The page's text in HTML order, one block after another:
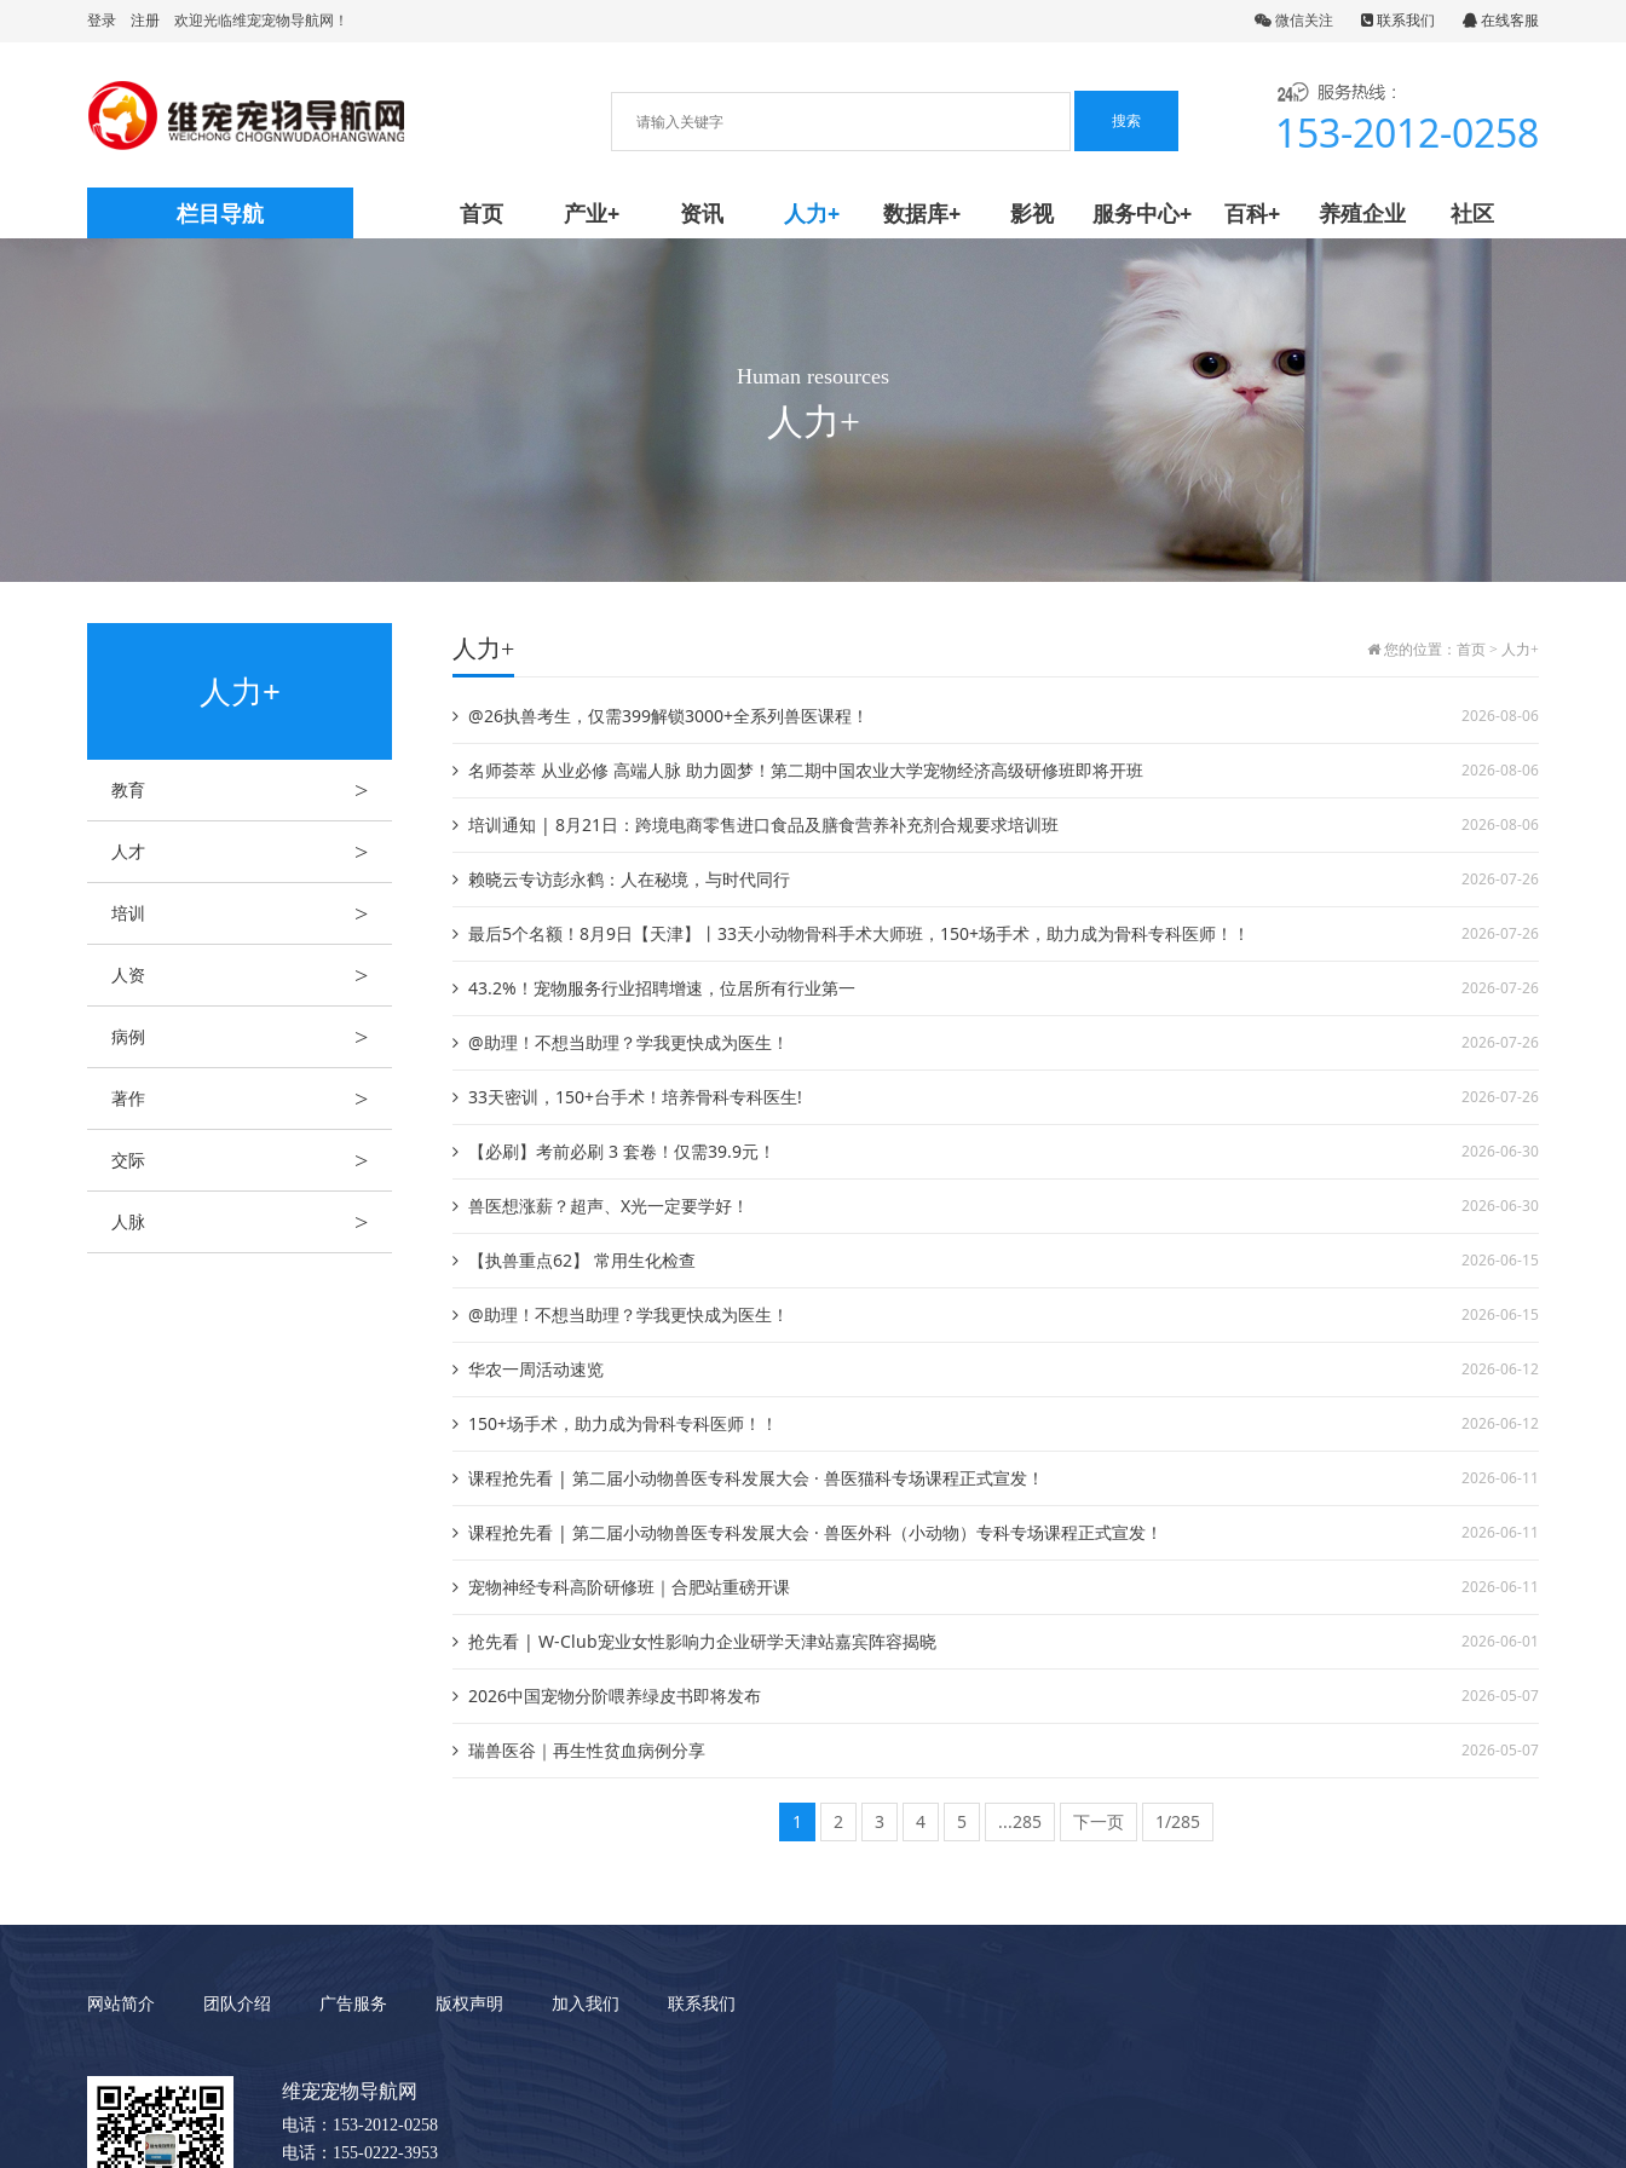
登录 注册 欢迎光临维宠宠物导航网！ 微信关注 联系我们 在线客服
153-2012-0258
栏目导航 首页 产业+ 资讯 人力+ 数据库+ 影视 服务中心+ 百科+ 养殖企业 社区
Human resources
人力+
人力+
教育 >
人才 >
培训 >
人资 >
病例 >
著作 >
交际 >
人脉 >
人力+ 您的位置： 首页 > 人力+
@26执兽考生，仅需399解锁3000+全系列兽医课程！ 2026-08-06
名师荟萃 从业必修 高端人脉 助力圆梦！第二期中国农业大学宠物经济高级研修班即将开班 2026-08-06
培训通知 | 8月21日：跨境电商零售进口食品及膳食营养补充剂合规要求培训班 2026-08-06
赖晓云专访彭永鹤：人在秘境，与时代同行 2026-07-26
最后5个名额！8月9日【天津】丨33天小动物骨科手术大师班，150+场手术，助力成为骨科专科医师！！ 2026-07-26
43.2%！宠物服务行业招聘增速，位居所有行业第一 2026-07-26
@助理！不想当助理？学我更快成为医生！ 2026-07-26
33天密训，150+台手术！培养骨科专科医生! 2026-07-26
【必刷】考前必刷 3 套卷！仅需39.9元！ 2026-06-30
兽医想涨薪？超声、X光一定要学好！ 2026-06-30
【执兽重点62】 常用生化检查 2026-06-15
@助理！不想当助理？学我更快成为医生！ 2026-06-15
华农一周活动速览 2026-06-12
150+场手术，助力成为骨科专科医师！！ 2026-06-12
课程抢先看 | 第二届小动物兽医专科发展大会 · 兽医猫科专场课程正式宣发！ 2026-06-11
课程抢先看 | 第二届小动物兽医专科发展大会 · 兽医外科（小动物）专科专场课程正式宣发！ 2026-06-11
宠物神经专科高阶研修班｜合肥站重磅开课 2026-06-11
抢先看 | W-Club宠业女性影响力企业研学天津站嘉宾阵容揭晓 2026-06-01
2026中国宠物分阶喂养绿皮书即将发布 2026-05-07
瑞兽医谷｜再生性贫血病例分享 2026-05-07
1 2 3 4 5 ...285 下一页 1/285
网站简介 团队介绍 广告服务 版权声明 加入我们 联系我们
维宠宠物导航网
电话：153-2012-0258
电话：155-0222-3953